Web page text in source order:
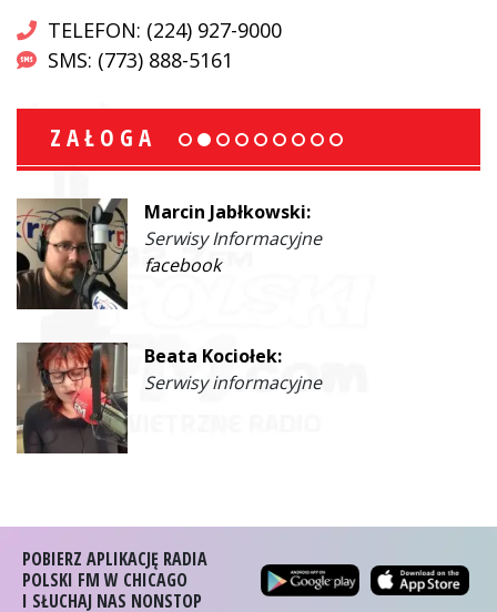
TELEFON: (224) 927-9000
SMS: (773) 888-5161
ZAŁOGA
Marcin Jabłkowski:
Serwisy Informacyjne
facebook
Beata Kociołek:
Serwisy informacyjne
POBIERZ APLIKACJĘ RADIA
POLSKI FM W CHICAGO
I SŁUCHAJ NAS NONSTOP